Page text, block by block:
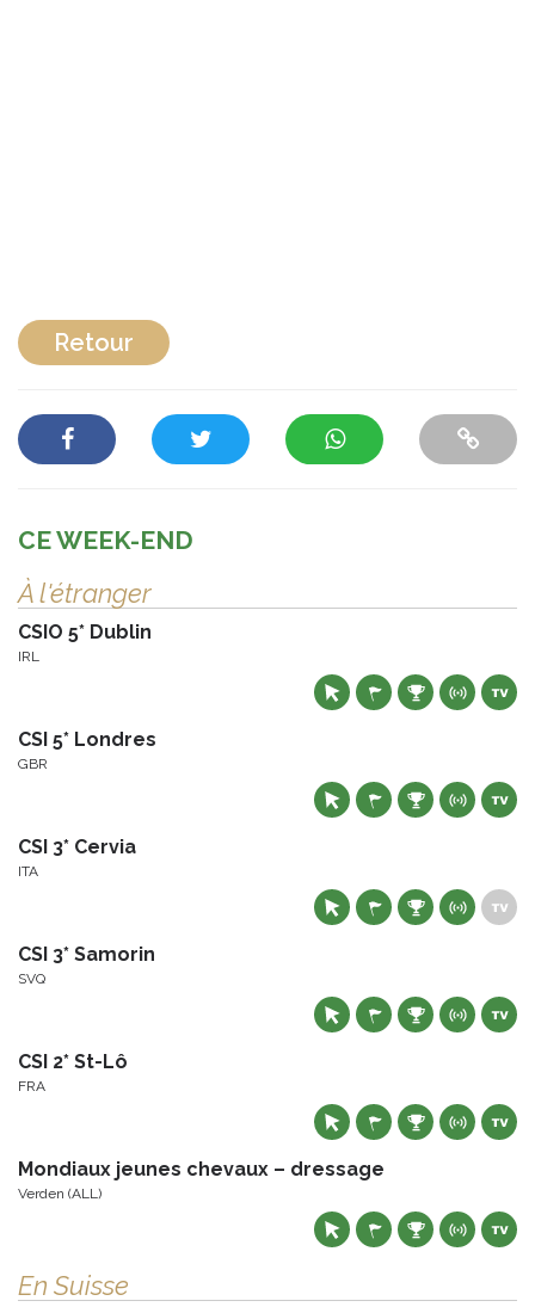
Retour
CE WEEK-END
À l'étranger
CSIO 5* Dublin
IRL
CSI 5* Londres
GBR
CSI 3* Cervia
ITA
CSI 3* Samorin
SVQ
CSI 2* St-Lô
FRA
Mondiaux jeunes chevaux – dressage
Verden (ALL)
En Suisse